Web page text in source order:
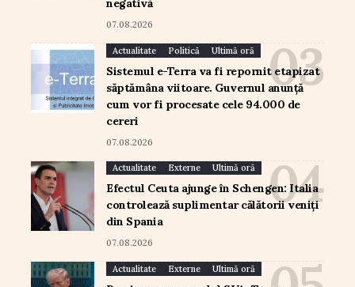
negativă
07.08.2026
Actualitate Politică Ultimă oră
Sistemul e-Terra va fi repornit etapizat
săptămâna viitoare. Guvernul anunță
cum vor fi procesate cele 94.000 de
cereri
07.08.2026
Actualitate Externe Ultimă oră
Efectul Ceuta ajunge în Schengen: Italia
controlează suplimentar călătorii veniți
din Spania
07.08.2026
Actualitate Externe Ultimă oră